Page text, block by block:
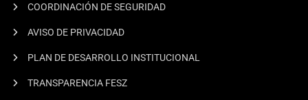
COORDINACIÓN DE SEGURIDAD
AVISO DE PRIVACIDAD
PLAN DE DESARROLLO INSTITUCIONAL
TRANSPARENCIA FESZ